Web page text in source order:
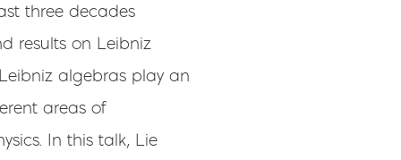
three decades
results on Leibniz
algebras play an
areas of
In this talk, Lie